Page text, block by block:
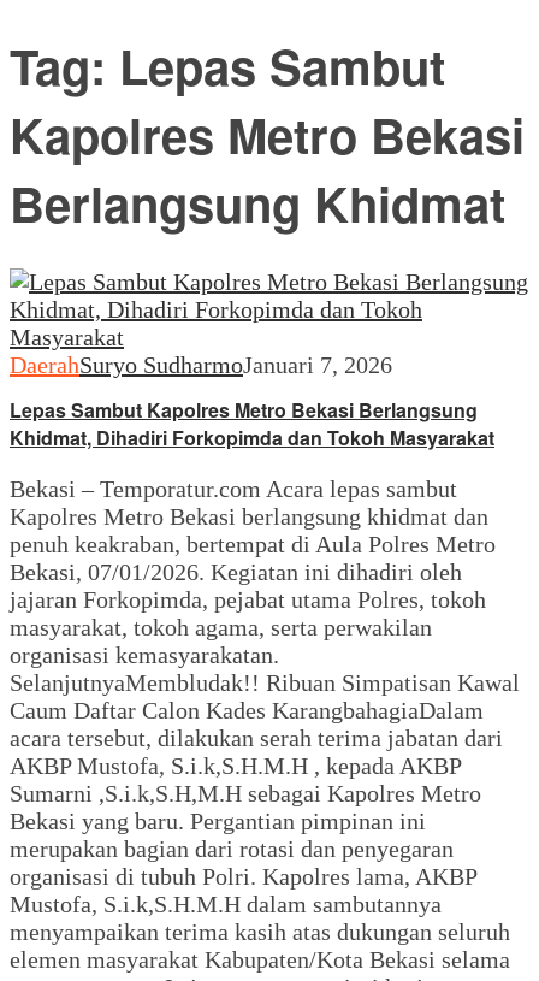
Tag: Lepas Sambut
Kapolres Metro Bekasi
Berlangsung Khidmat
DaerahSuryo SudharmoJanuari 7, 2026
Lepas Sambut Kapolres Metro Bekasi Berlangsung
Khidmat, Dihadiri Forkopimda dan Tokoh Masyarakat
Bekasi – Temporatur.com Acara lepas sambut
Kapolres Metro Bekasi berlangsung khidmat dan
penuh keakraban, bertempat di Aula Polres Metro
Bekasi, 07/01/2026. Kegiatan ini dihadiri oleh
jajaran Forkopimda, pejabat utama Polres, tokoh
masyarakat, tokoh agama, serta perwakilan
organisasi kemasyarakatan.
SelanjutnyaMembludak!! Ribuan Simpatisan Kawal
Caum Daftar Calon Kades KarangbahagiaDalam
acara tersebut, dilakukan serah terima jabatan dari
AKBP Mustofa, S.i.k,S.H.M.H , kepada AKBP
Sumarni ,S.i.k,S.H,M.H sebagai Kapolres Metro
Bekasi yang baru. Pergantian pimpinan ini
merupakan bagian dari rotasi dan penyegaran
organisasi di tubuh Polri. Kapolres lama, AKBP
Mustofa, S.i.k,S.H.M.H dalam sambutannya
menyampaikan terima kasih atas dukungan seluruh
elemen masyarakat Kabupaten/Kota Bekasi selama